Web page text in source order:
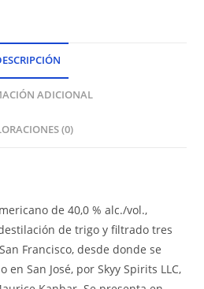
ADICIONAL
(0)
de 40,0 % alc./vol.,
de trigo y filtrado tres
Francisco, desde donde se
San José, por Skyy Spirits LLC,